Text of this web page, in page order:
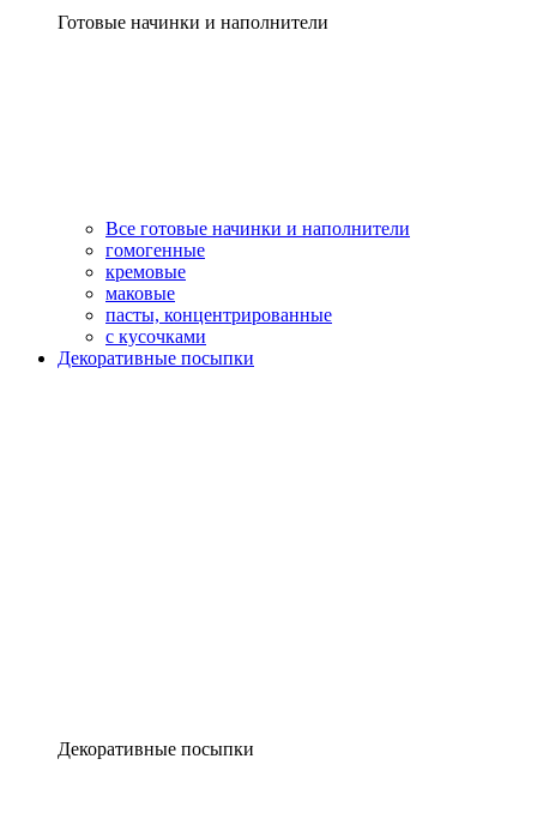
Готовые начинки и наполнители
Все готовые начинки и наполнители
гомогенные
кремовые
маковые
пасты, концентрированные
с кусочками
Декоративные посыпки
Декоративные посыпки